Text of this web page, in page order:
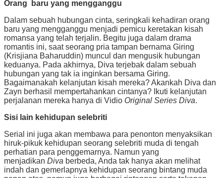
Orang baru yang mengganggu
Dalam sebuah hubungan cinta, seringkali kehadiran orang
baru yang mengganggu menjadi pemicu keretakan kisah
romansa yang telah terjalin. Begitu juga dalam drama
romantis ini, saat seorang pria tampan bernama Giring
(Krisjiana Baharuddin) muncul dan mengusik hubungan
keduanya. Pada akhirnya, Diva terjebak dalam sebuah
hubungan yang tak ia inginkan bersama Giring.
Bagaimanakah kelanjutan kisah mereka? Akankah Diva dan
Zayn berhasil mempertahankan cintanya? Ikuti kelanjutan
perjalanan mereka hanya di Vidio Original Series Diva.
Sisi lain kehidupan selebriti
Serial ini juga akan membawa para penonton menyaksikan
hiruk-pikuk kehidupan seorang selebriti muda di tengah
perhatian para penggemarnya. Namun yang
menjadikan Diva berbeda, Anda tak hanya akan melihat
indah dan gemerlapnya kehidupan seorang bintang muda